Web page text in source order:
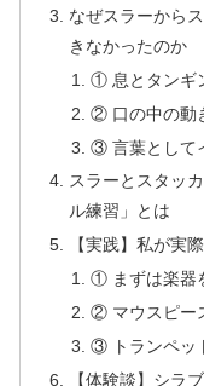
なぜスラーから
きなかったのか
① 息とタンギ
② 口の中の動
③ 言葉として
スラーとスタッ
ル練習」とは
【実践】私が実
① まずは楽器
② マウスピー
③ トランペッ
【体験談】シラ